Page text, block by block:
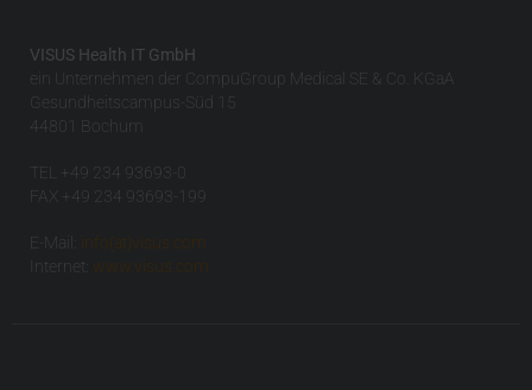
VISUS Health IT GmbH
ein Unternehmen der CompuGroup Medical SE & Co. KGaA
Gesundheitscampus-Süd 15
44801 Bochum
TEL +49 234 93693-0
FAX +49 234 93693-199
E-Mail:
info(at)visus.com
Internet:
www.visus.com